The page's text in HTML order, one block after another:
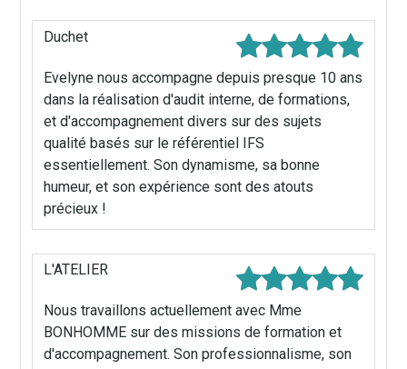
Duchet
Evelyne nous accompagne depuis presque 10 ans
dans la réalisation d'audit interne, de formations,
et d'accompagnement divers sur des sujets
qualité basés sur le référentiel IFS
essentiellement. Son dynamisme, sa bonne
humeur, et son expérience sont des atouts
précieux !
L'ATELIER
Nous travaillons actuellement avec Mme
BONHOMME sur des missions de formation et
d'accompagnement. Son professionnalisme, son